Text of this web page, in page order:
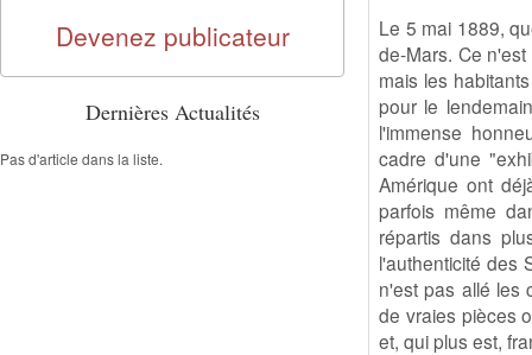
Le 5 mai 1889,
de-Mars. Ce
mais les
pour le
l'immense
cadre d'une
Amérique ont
parfois même
répartis dans
l'authenticité des
n'est pas allé les
de vraies pièces
et, qui plus est,
Devenez publicateur
Dernières Actualités
Pas d'article dans la liste.